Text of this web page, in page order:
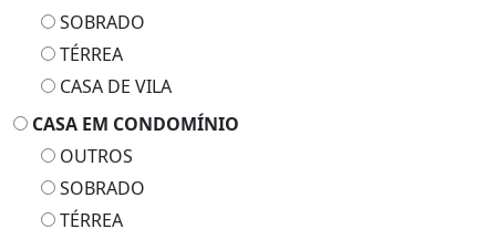
SOBRADO
TÉRREA
CASA DE VILA
CASA EM CONDOMÍNIO
OUTROS
SOBRADO
TÉRREA